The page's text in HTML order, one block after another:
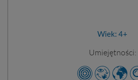
Wiek: 4+
Umiejętności: